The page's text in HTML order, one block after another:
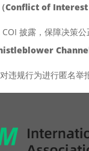
Conflict of Interest
披露，保障决策公
Channel
违规行为进行匿名举